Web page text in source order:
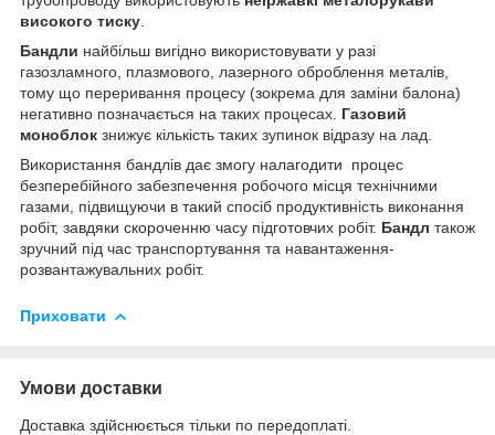
високого тиску
Бандли найбільш вигідно використовувати у разі
газозламного, плазмового, лазерного оброблення металів,
тому що переривання процесу (зокрема для заміни балона)
негативно позначається на таких процесах. Газовий
моноблок знижує кількість таких зупинок відразу на лад.
Використання бандлів дає змогу налагодити процес
безперебійного забезпечення робочого місця технічними
газами, підвищуючи в такий спосіб продуктивність виконання
робіт, завдяки скороченню часу підготовчих робіт. Бандл також
зручний під час транспортування та навантаження-
розвантажувальних робіт.
Приховати
Умови доставки
Доставка здійснюється тільки по передоплаті.